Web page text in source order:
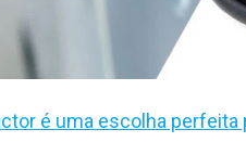
é uma escolha